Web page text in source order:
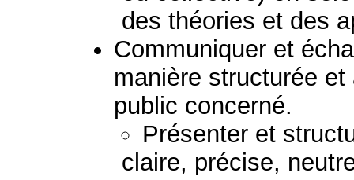
des théories et des
Communiquer et
manière structurée
public concerné.
Présenter et
claire, précise,